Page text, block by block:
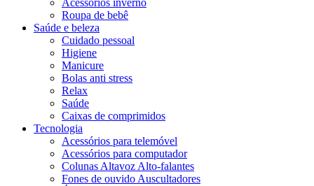
Roupa de bebê
Saúde e beleza
Cuidado pessoal
Higiene
Manicure
Bolas anti stress
Relax
Saúde
Caixas de comprimidos
Tecnologia
Acessórios para telemóvel
Acessórios para computador
Colunas Altavoz Alto-falantes
Fones de ouvido Auscultadores